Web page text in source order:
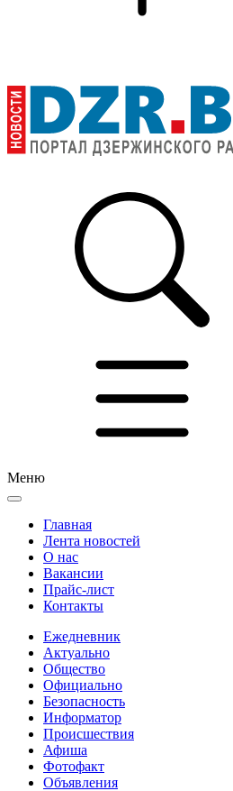
Меню
Главная
Лента новостей
О нас
Вакансии
Прайс-лист
Контакты
Ежедневник
Актуально
Общество
Официально
Безопасность
Информатор
Происшествия
Афиша
Фотофакт
Объявления